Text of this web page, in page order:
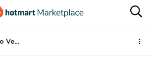
Guía Bíblica: Cómo Vencer la Falta de Fe y la Duda